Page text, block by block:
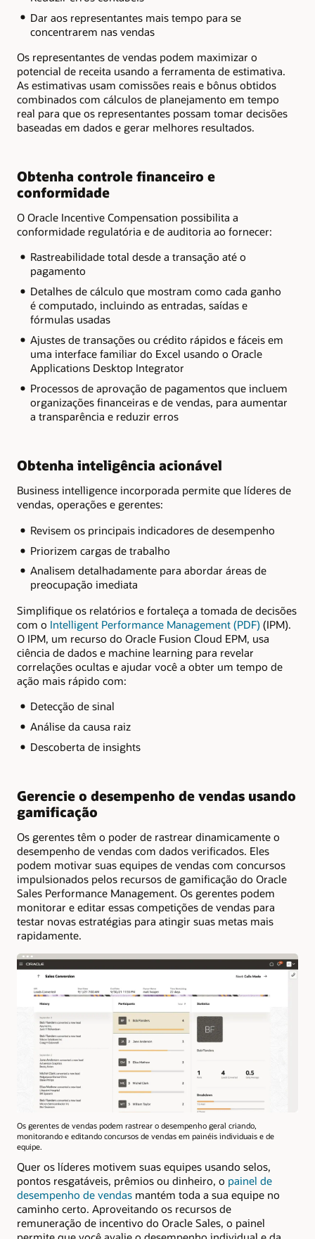
Dar aos representantes mais tempo para se
concentrarem nas vendas
Os representantes de vendas podem maximizar o
potencial de receita usando a ferramenta de estimativa.
As estimativas usam comissões reais e bônus obtidos
combinados com cálculos de planejamento em tempo
real para que os representantes possam tomar decisões
baseadas em dados e gerar melhores resultados.
Obtenha controle financeiro e
conformidade
O Oracle Incentive Compensation possibilita a
conformidade regulatória e de auditoria ao fornecer:
Rastreabilidade total desde a transação até o
pagamento
Detalhes de cálculo que mostram como cada ganho
é computado, incluindo as entradas, saídas e
fórmulas usadas
Ajustes de transações ou crédito rápidos e fáceis em
uma interface familiar do Excel usando o Oracle
Applications Desktop Integrator
Processos de aprovação de pagamentos que incluem
organizações financeiras e de vendas, para aumentar
a transparência e reduzir erros
Obtenha inteligência acionável
Business intelligence incorporada permite que líderes de
vendas, operações e gerentes:
Revisem os principais indicadores de desempenho
Priorizem cargas de trabalho
Analisem detalhadamente para abordar áreas de
preocupação imediata
Simplifique os relatórios e fortaleça a tomada de decisões
com o Intelligent Performance Management (PDF) (IPM).
O IPM, um recurso do Oracle Fusion Cloud EPM, usa
ciência de dados e machine learning para revelar
correlações ocultas e ajudar você a obter um tempo de
ação mais rápido com:
Detecção de sinal
Análise da causa raiz
Descoberta de insights
Gerencie o desempenho de vendas usando
gamificação
Os gerentes têm o poder de rastrear dinamicamente o
desempenho de vendas com dados verificados. Eles
podem motivar suas equipes de vendas com concursos
impulsionados pelos recursos de gamificação do Oracle
Sales Performance Management. Os gerentes podem
monitorar e editar essas competições de vendas para
testar novas estratégias para atingir suas metas mais
rapidamente.
Os gerentes de vendas podem rastrear o desempenho geral criando,
monitorando e editando concursos de vendas em painéis individuais e de
equipe.
Quer os líderes motivem suas equipes usando selos,
pontos resgatáveis, prêmios ou dinheiro, o painel de
desempenho de vendas mantém toda a sua equipe no
caminho certo. Aproveitando os recursos de
remuneração de incentivo do Oracle Sales, o painel